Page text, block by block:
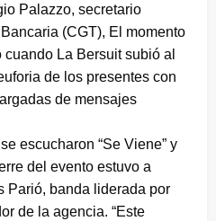
Palazzo, secretario
(CGT), El momento
La Bersuit subió al
de los presentes con
de mensajes
escucharon “Se Viene” y
del evento estuvo a
Parió, banda liderada por
de la agencia. “Este